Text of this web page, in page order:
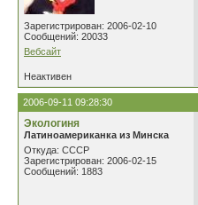
Зарегистрирован: 2006-02-10
Сообщений: 20033
Вебсайт
Неактивен
2006-09-11 09:28:30
Экологиня
Латиноамериканка из Минска
Откуда: СССР
Зарегистрирован: 2006-02-15
Сообщений: 1883